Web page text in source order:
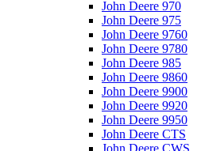
John Deere 970
John Deere 975
John Deere 9760
John Deere 9780
John Deere 985
John Deere 9860
John Deere 9900
John Deere 9920
John Deere 9950
John Deere CTS
John Deere CWS